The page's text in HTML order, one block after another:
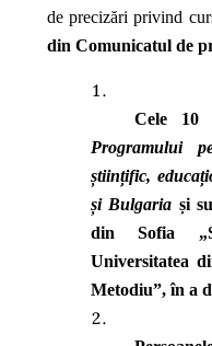
de precizări privind
din Comunicatul de
Cele 10
Programului
științific,
și Bulgaria și
din Sofia
Universitatea
Metodiu”, în a